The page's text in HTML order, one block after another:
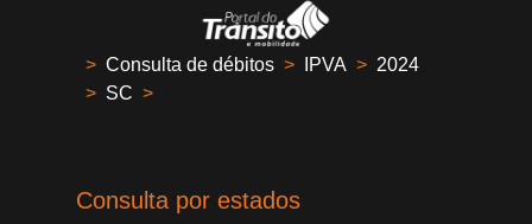
> Consulta de débitos > IPVA > 2024
> SC >
Consulta por estados